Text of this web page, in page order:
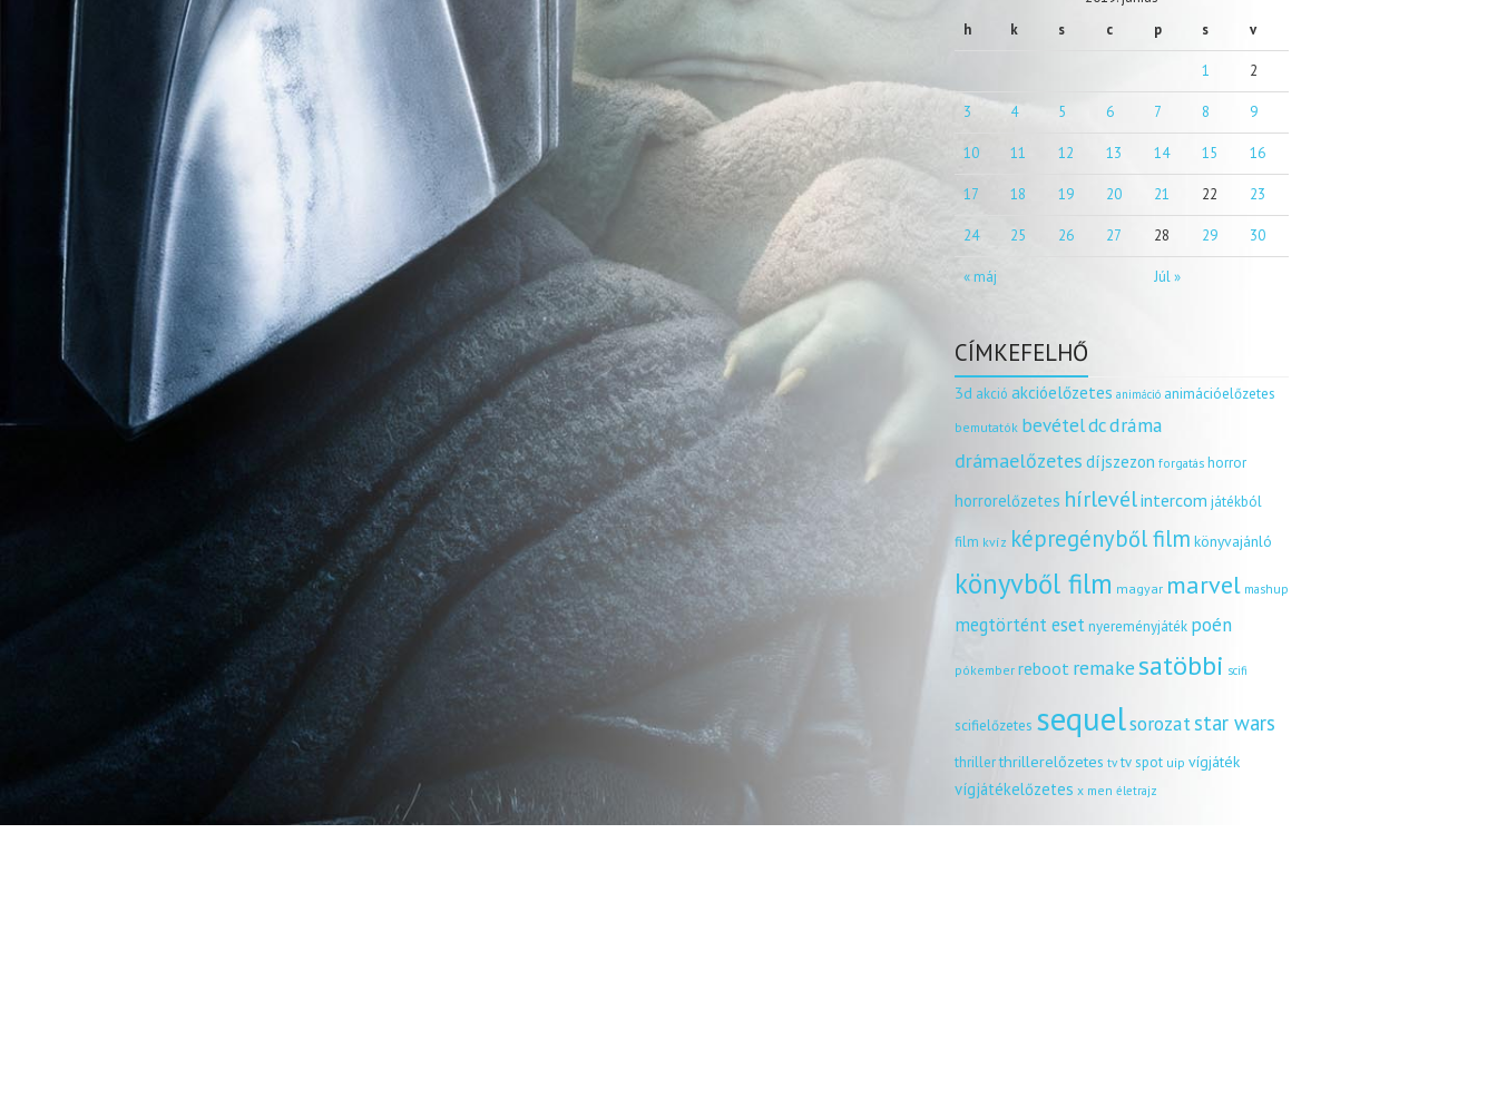
h
k s c p s v
« máj Júl »
1 2
3 4 5 6 7 8 9
10 11 12 13 14 15 16
17 18 19 20 21 22 23
24 25 26 27 28 29 30
CÍMKEFELHŐ
3d akció akcióelőzetes animáció animációelőzetes
bemutatók bevételdcdráma
drámaelőzetes díjszezon forgatás horror
horrorelőzetes hírlevélintercom játékból
film kvíz képregényből film könyvajánló
könyvből film magyar marvel mashup
megtörtént esetnyereményjáték poén
pókember reboot remakesatöbbi scifi
scifielőzetes sequelsorozatstar wars
thrillerthrillerelőzetes tv tv spot uip vígjáték
vígjátékelőzetes x men életrajz